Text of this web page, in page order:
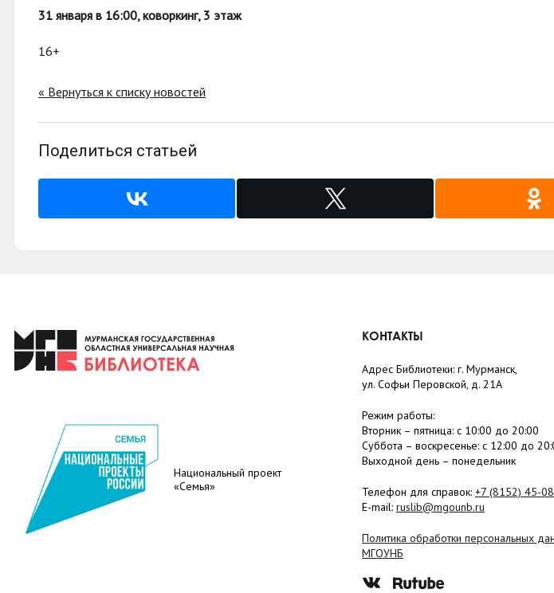
31 января в 16:00, коворкинг, 3 этаж
16+
« Вернуться к списку новостей
Поделиться статьей
Национальный проект
«Семья»
КОНТАКТЫ
Адрес Библиотеки: г. Мурманск,
ул. Софьи Перовской, д. 21А
Режим работы:
Вторник – пятница: с 10:00 до 20:00
Суббота – воскресенье: c 12:00 до
Выходной день – понедельник
Телефон для справок: +7 (8152) 45-
E-mail: ruslib@mgounb.ru
Политика обработки персональных
МГОУНБ